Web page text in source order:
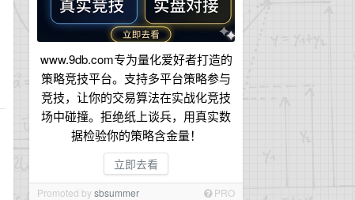
www.9db.com专为量化爱好者打造的
策略竞技平台。支持多平台策略参与
竞技，让你的交易算法在实战化竞技
场中碰撞。拒绝纸上谈兵，用真实数
据检验你的策略含金量！
立即去看
Promoted bysbsummer PRO